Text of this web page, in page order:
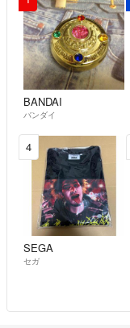
BANDAI
バンダイ
4
SEGA
セガ